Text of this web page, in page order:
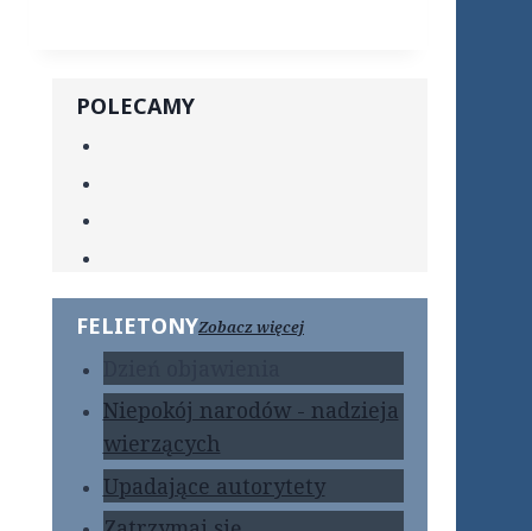
POLECAMY
FELIETONYZobacz więcej
Niepokój narodów - nadzieja
wierzących
Upadające autorytety